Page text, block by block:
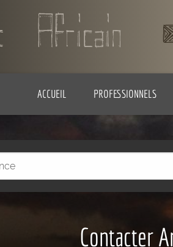
ACCUEIL PROFESSIONNELS
Contacter